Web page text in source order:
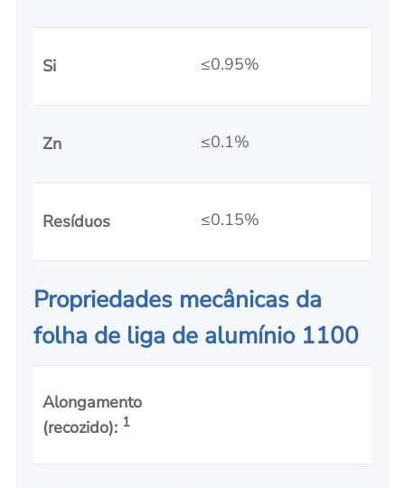
Si ≤0.95%
Zn ≤0.1%
Resíduos ≤0.15%
Propriedades mecânicas da
folha de liga de alumínio 1100
Alongamento
(recozido): 1